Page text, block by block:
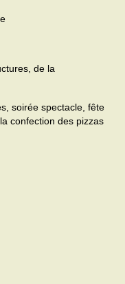
de la
soirée spectacle, fête
confection des pizzas